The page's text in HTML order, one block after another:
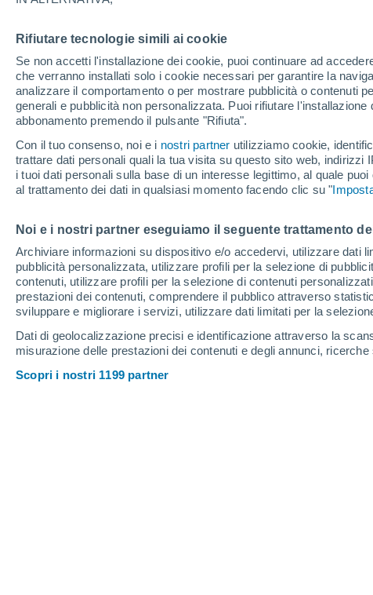
Rifiutare tecnologie simili ai cookie
Se non accetti l'installazione dei cookie, puoi continuare ad
che verranno installati solo i cookie necessari per garantire la
analizzare il comportamento o per mostrare pubblicità o contenuti
generali e pubblicità non personalizzata. Puoi rifiutare
abbonamento premendo il pulsante "Rifiuta".
Con il tuo consenso, noi e i nostri partner utilizziamo cookie,
trattare dati personali quali la tua visita su questo sito web, indirizzi
i tuoi dati personali sulla base di un interesse legittimo, al quale
al trattamento dei dati in qualsiasi momento facendo clic su "
Noi e i nostri partner eseguiamo il seguente trattamento
Archiviare informazioni su dispositivo e/o accedervi, utilizzare dati
pubblicità personalizzata, utilizzare profili per la selezione di
contenuti, utilizzare profili per la selezione di contenuti
prestazioni dei contenuti, comprendere il pubblico attraverso
sviluppare e migliorare i servizi, utilizzare dati limitati per la
Dati di geolocalizzazione precisi e identificazione attraverso la
misurazione delle prestazioni dei contenuti e degli annunci,
Scopri i nostri 1199 partner
Persino importanti città, oggi divenute
dal punto di vista sismico, sono state
terreno con danneggiamenti più o meno